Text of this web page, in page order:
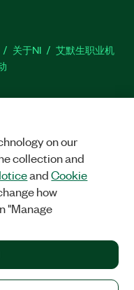
关于NI
艾默生职业机
恩艾 (中国) 仪器有限公司
on our
collection and
andCookie
how
"Manage